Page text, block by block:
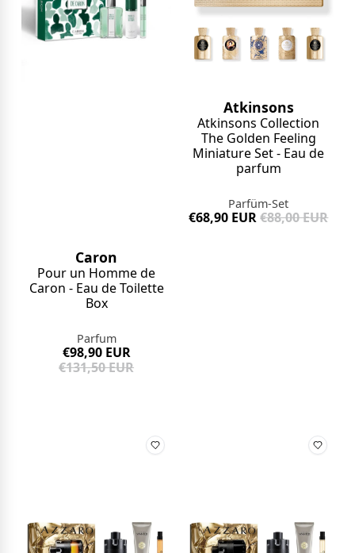
Caron
Pour un Homme de
Caron - Eau de Toilette
Box
Parfum
€98,90 EUR
€131,50 EUR
Atkinsons
Atkinsons Collection
The Golden Feeling
Miniature Set - Eau de
parfum
Parfüm-Set
€68,90 EUR€88,00 EUR